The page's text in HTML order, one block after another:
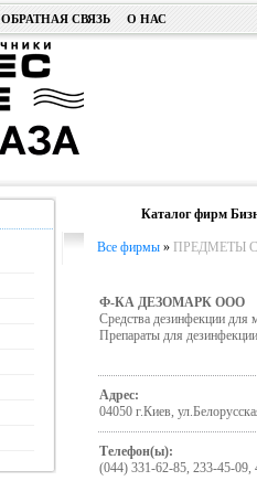
ОБРАТНАЯ СВЯЗЬ О НАС
Каталог фирм
Все фирмы» ПРЕДМЕТЫ
Ф-КА ДЕЗОМАРК ООО
Средства дезинфекции для
Препараты для
Адрес:
04050 г.Киев,
Телефон(ы):
(044) 331-62-85, 233-45-09,